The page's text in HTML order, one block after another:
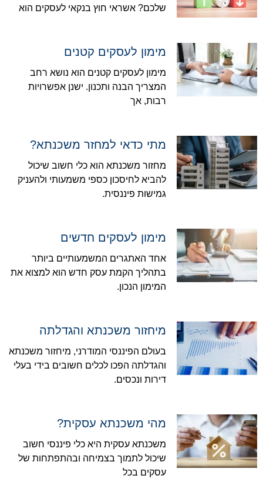
שלכם? אשראי חוץ בנקאי לעסקים הוא
מימון לעסקים קטנים
מימון לעסקים קטנים הוא נושא רחב
המצריך הבנה ותכנון. ישנן אפשרויות
רבות, אך
מתי כדאי למחזר משכנתא?
מחזור משכנתא הוא כלי חשוב שיכול
להביא לחיסכון כספי משמעותי ולהעניק
גמישות פיננסית.
מימון לעסקים חדשים
אחד האתגרים המשמעותיים ביותר
בתהליך הקמת עסק חדש הוא למצוא את
המימון הנכון.
מיחזור משכנתא והגדלתה
בעולם הפיננסי המודרני, מיחזור משכנתא
והגדלתה הפכו לכלים חשובים בידי בעלי
דירות ונכסים.
מהי משכנתא עסקית?
משכנתא עסקית היא כלי פיננסי חשוב
שיכול לתמוך בצמיחה ובהתפתחות של
עסקים בכל